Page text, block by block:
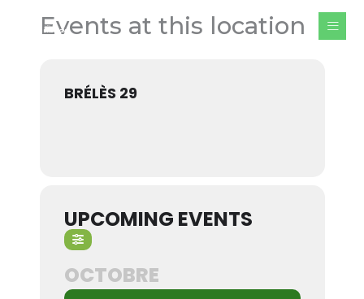
Events at this location
BRÉLÈS 29
UPCOMING EVENTS
OCTOBRE